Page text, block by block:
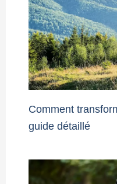
Comment
guide détaillé